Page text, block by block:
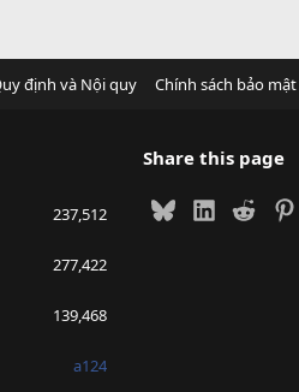
định và Nội quy Chính sách bảo mật
237,512
277,422
139,468
a124
Share this page
BlueskyLinkedIn
Reddit